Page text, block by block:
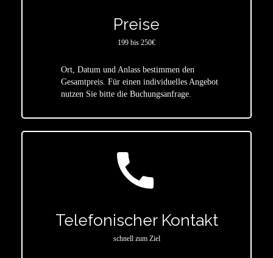
Preise
199 bis 250€
Ort, Datum und Anlass bestimmen den
Gesamtpreis. Für einen individuelles Angebot
nutzen Sie bitte die Buchungsanfrage.
call
Telefonischer Kontakt
schnell zum Ziel